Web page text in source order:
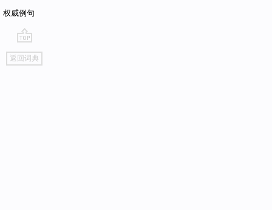
权威例句
go
top
返回词典